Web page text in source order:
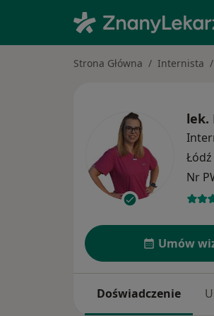
Strona Główna Internista
lek.
Łódź
Nr
Umów
Doświadczenie